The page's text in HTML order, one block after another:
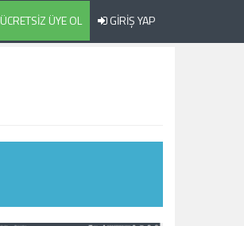
ÜCRETSİZ ÜYE OL GİRİŞ YAP